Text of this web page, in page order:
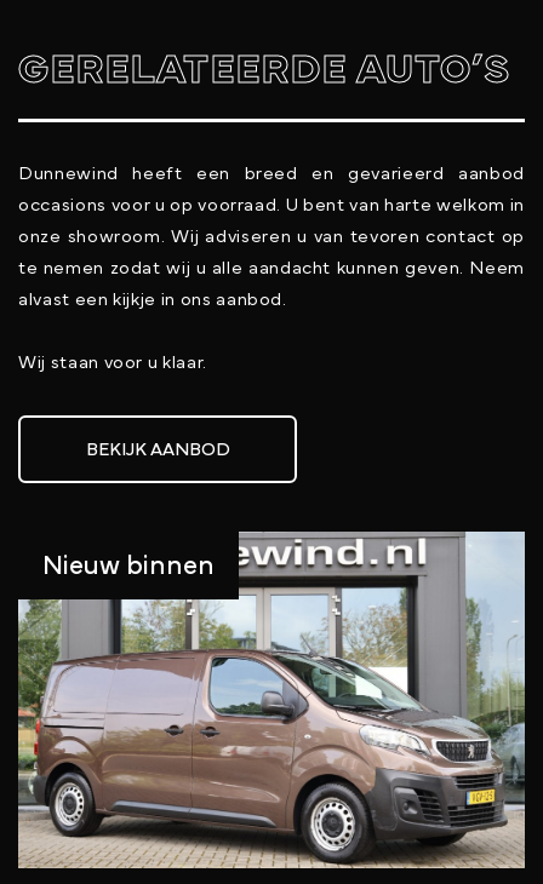
GERELATEERDE AUTO’S
Dunnewind heeft een breed en gevarieerd aanbod
occasions voor u op voorraad. U bent van harte welkom in
onze showroom. Wij adviseren u van tevoren contact op
te nemen zodat wij u alle aandacht kunnen geven. Neem
alvast een kijkje in ons aanbod.
Wij staan voor u klaar.
BEKIJK AANBOD
Nieuw binnen